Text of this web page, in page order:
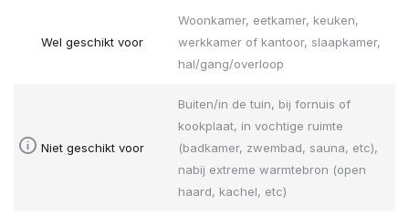
Wel geschikt voor
Woonkamer, eetkamer, keuken,
werkkamer of kantoor, slaapkamer,
hal/gang/overloop
Niet geschikt voor
Buiten/in de tuin, bij fornuis of
kookplaat, in vochtige ruimte
(badkamer, zwembad, sauna, etc),
nabij extreme warmtebron (open
haard, kachel, etc)